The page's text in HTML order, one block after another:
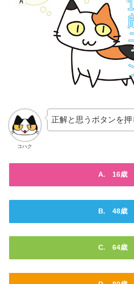
コハク
正解と思うボタンを押
A. 16歳
B. 48歳
C. 64歳